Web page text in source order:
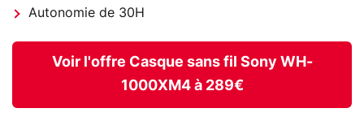
Autonomie de 30H
Voir l'offre Casque sans fil Sony WH-
1000XM4 à 289€